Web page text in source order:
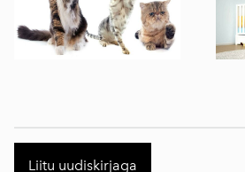
Liitu uudiskirjaga